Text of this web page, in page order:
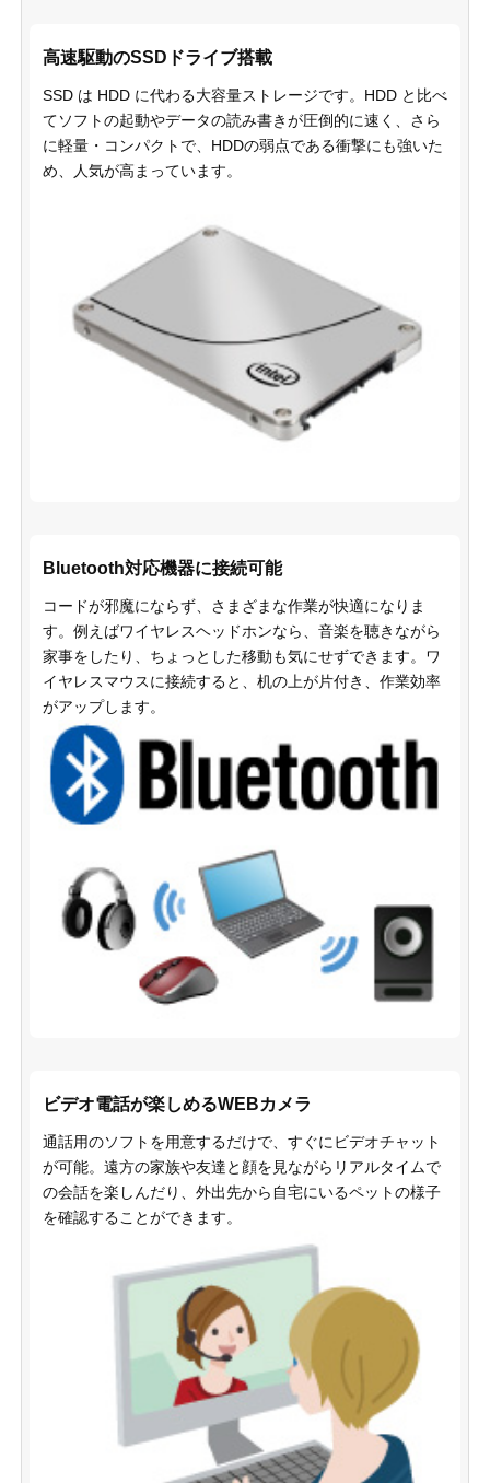
高速駆動のSSDドライブ搭載
SSD は HDD に代わる大容量ストレージです。HDD と比べ
てソフトの起動やデータの読み書きが圧倒的に速く、さら
に軽量・コンパクトで、HDDの弱点である衝撃にも強いた
め、人気が高まっています。
Bluetooth対応機器に接続可能
コードが邪魔にならず、さまざまな作業が快適になりま
す。例えばワイヤレスヘッドホンなら、音楽を聴きながら
家事をしたり、ちょっとした移動も気にせずできます。ワ
イヤレスマウスに接続すると、机の上が片付き、作業効率
がアップします。
ビデオ電話が楽しめるWEBカメラ
通話用のソフトを用意するだけで、すぐにビデオチャット
が可能。遠方の家族や友達と顔を見ながらリアルタイムで
の会話を楽しんだり、外出先から自宅にいるペットの様子
を確認することができます。